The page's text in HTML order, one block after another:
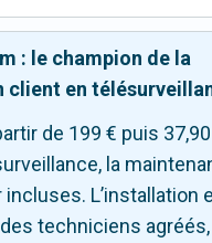
: le champion de la
en
de 199 € puis
la
L’installation
techniciens